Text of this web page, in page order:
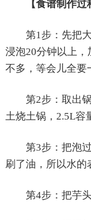
【食谱制作过
第1步：先把
浸泡20分钟以上
不多，等会儿全要
第2步：取出
土烧土锅，2.5L容
第3步：把泡
刷了油，所以水的
第4步：把芋